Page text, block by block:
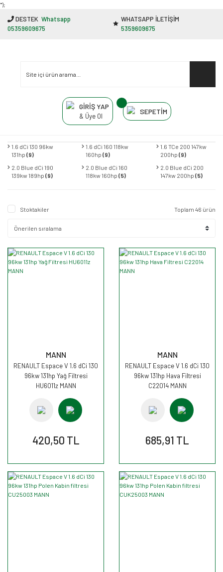
"');
DESTEK Whatsapp
05359609675
WHATSAPP İLETİŞİM
5359609675
GİRİŞ YAP
& Üye Ol
SEPETİM
1.6 dCi 130 96kw
131hp (9)
1.6 dCi 160 118kw
160hp(9)
1.6 TCe 200 147kw
200hp (9)
2.0 Blue dCi 190
139kw 189hp (9)
2.0 Blue dCi 160
118kw 160hp(5)
2.0 Blue dCi 200
147kw 200hp (5)
Stoktakiler Toplam 46 ürün
MANN
RENAULT Espace V 1.6 dCi 130
96kw 131hp Yağ Filtresi
HU6011z MANN
420,50 TL
MANN
RENAULT Espace V 1.6 dCi 130
96kw 131hp Hava Filtresi
C22014 MANN
685,91 TL